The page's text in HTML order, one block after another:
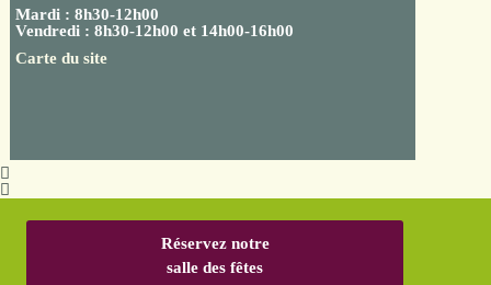
Mardi : 8h30-12h00
Vendredi : 8h30-12h00 et 14h00-16h00
Carte du site
Réservez notre
salle des fêtes